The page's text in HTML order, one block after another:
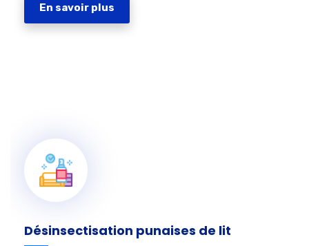
En savoir plus
Désinsectisation punaises de lit